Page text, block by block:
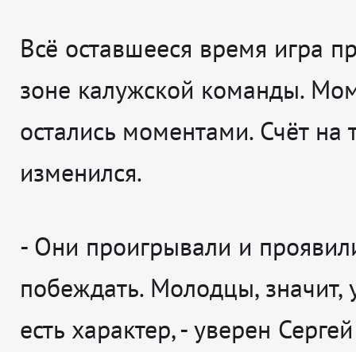
Всё оставшееся время игра
зоне калужской команды.
остались моментами. Счёт на
изменился.
- Они проигрывали и
побеждать. Молодцы, значит,
есть характер, - уверен